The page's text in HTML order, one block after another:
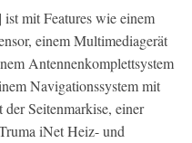
mit Features wie einem
einem Multimediagerät
Antennenkomplettsystem
Navigationssystem mit
Seitenmarkise, einer
iNet Heiz- und